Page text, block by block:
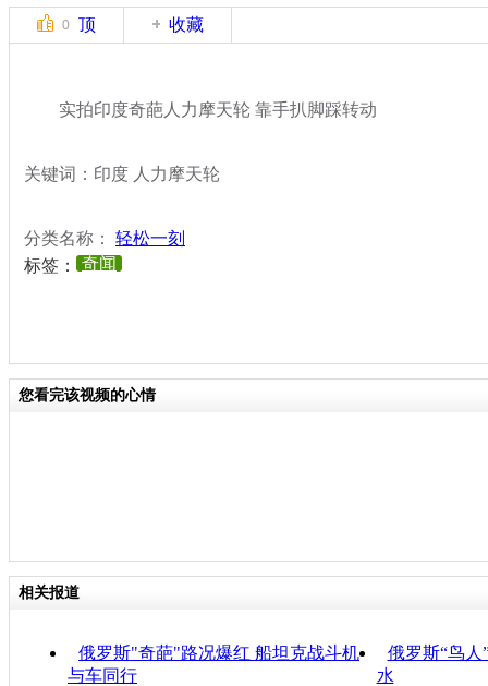
0 顶 收藏
实拍印度奇葩人力摩天轮 靠手扒脚踩转动
关键词：印度 人力摩天轮
分类名称： 轻松一刻
标签：
奇闻
您看完该视频的心情
相关报道
俄罗斯"奇葩"路况爆红 船坦克战斗机
与车同行
俄罗斯“鸟
水